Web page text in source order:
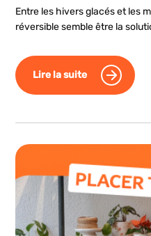
Entre les hivers glacés et les
réversible semble être la
Lire la suite